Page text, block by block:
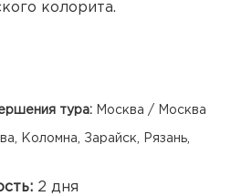
колорита.
тура: Москва / Москва
Коломна, Зарайск, Рязань,
2 дня